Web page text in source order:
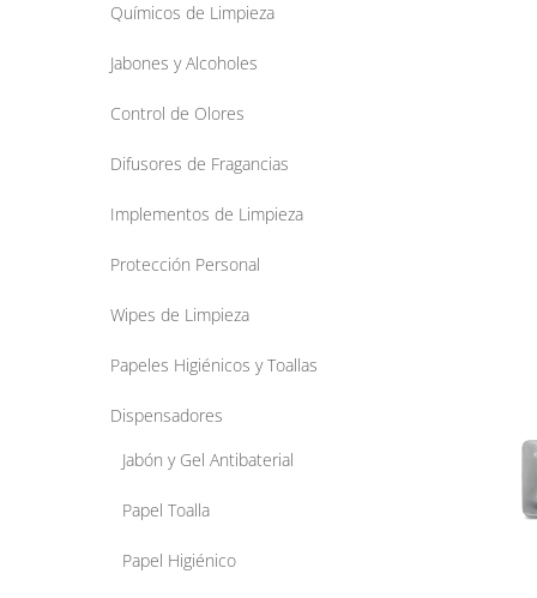
Químicos de Limpieza
Jabones y Alcoholes
Control de Olores
Difusores de Fragancias
Implementos de Limpieza
Protección Personal
Wipes de Limpieza
Papeles Higiénicos y Toallas
Dispensadores
Jabón y Gel Antibaterial
Papel Toalla
Papel Higiénico